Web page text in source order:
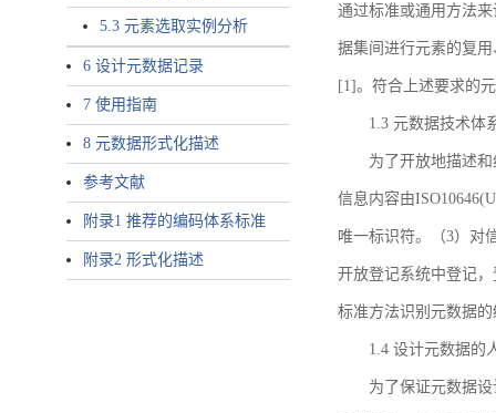
5.3 元素选取实例分析
6 设计元数据记录
7 使用指南
8 元数据形式化描述
参考文献
附录1 推荐的编码体系标准
附录2 形式化描述
通过标准或通用方法
据集间进行元素的复
[1]。符合上述要求的
1.3 元数据技术体
为了开放地描述
信息内容由
唯一标识符。（3）对
开放登记系统中登记
标准方法识别元数据
1.4 设计元数据的
为了保证元数据